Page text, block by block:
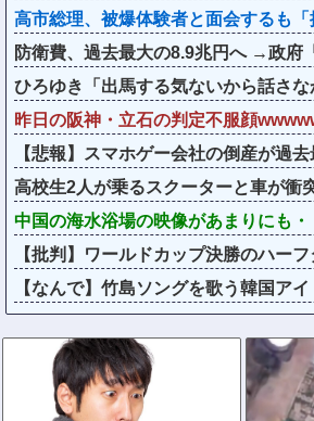
高市総理、被爆体験者と面会するも
防衛費、過去最大の8.9兆円へ →政府
ひろゆき「出馬する気ないから話さ
昨日の阪神・立石の判定不服顔
【悲報】スマホゲー会社の倒産が過
高校生2人が乗るスクーターと車が衝
中国の海水浴場の映像があまりにも・
【批判】ワールドカップ決勝のハー
【なんで】竹島ソングを歌う韓国ア